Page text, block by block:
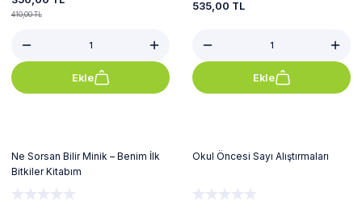
410,00 TL
Ekle
535,00 TL
Ekle
Ne Sorsan Bilir Minik – Benim İlk
Bitkiler Kitabım
Okul Öncesi Sayı Alıştırmaları